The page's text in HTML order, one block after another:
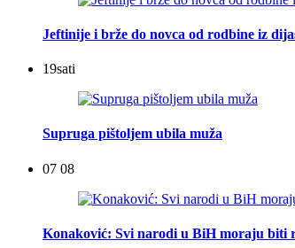
Jeftinije i brže do novca od rodbine iz
19sati
Supruga pištoljem ubila muža
07 08
Konaković: Svi narodi u BiH moraju biti